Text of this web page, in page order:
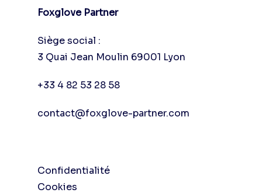
Foxglove Partner
Siège social :
3 Quai Jean Moulin 69001 Lyon
+33 4 82 53 28 58
contact@foxglove-partner.com
Confidentialité
Cookies